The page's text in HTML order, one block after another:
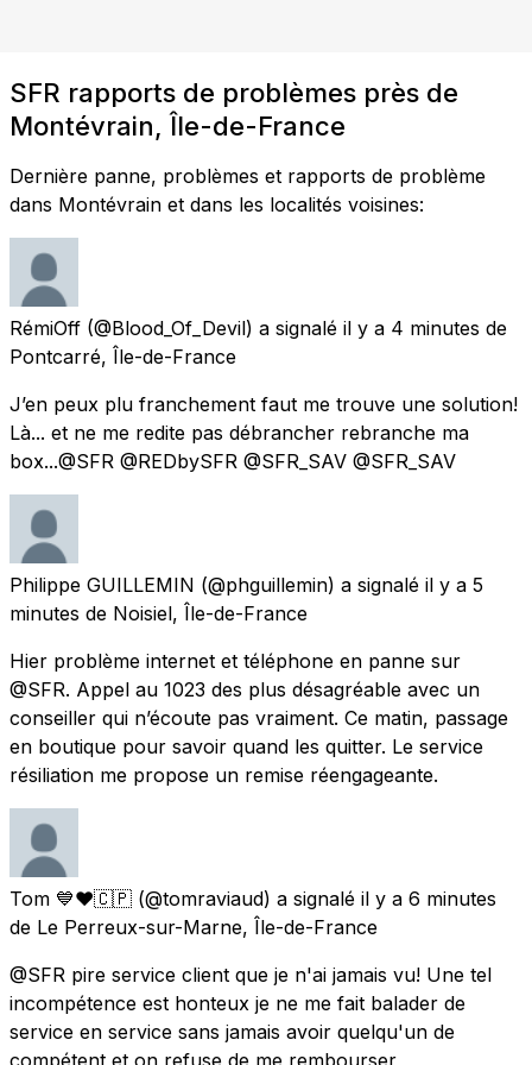
SFR rapports de problèmes près de
Montévrain, Île-de-France
Dernière panne, problèmes et rapports de problème
dans Montévrain et dans les localités voisines:
RémiOff (@Blood_Of_Devil) a signalé il y a 4 minutes de
Pontcarré, Île-de-France
J’en peux plu franchement faut me trouve une solution!
Là... et ne me redite pas débrancher rebranche ma
box...@SFR @REDbySFR @SFR_SAV @SFR_SAV
Philippe GUILLEMIN (@phguillemin) a signalé il y a 5
minutes de Noisiel, Île-de-France
Hier problème internet et téléphone en panne sur
@SFR. Appel au 1023 des plus désagréable avec un
conseiller qui n’écoute pas vraiment. Ce matin, passage
en boutique pour savoir quand les quitter. Le service
résiliation me propose un remise réengageante.
Tom 💙❤️🇨🇵 (@tomraviaud) a signalé il y a 6 minutes
de Le Perreux-sur-Marne, Île-de-France
@SFR pire service client que je n'ai jamais vu! Une tel
incompétence est honteux je ne me fait balader de
service en service sans jamais avoir quelqu'un de
compétent et on refuse de me rembourser